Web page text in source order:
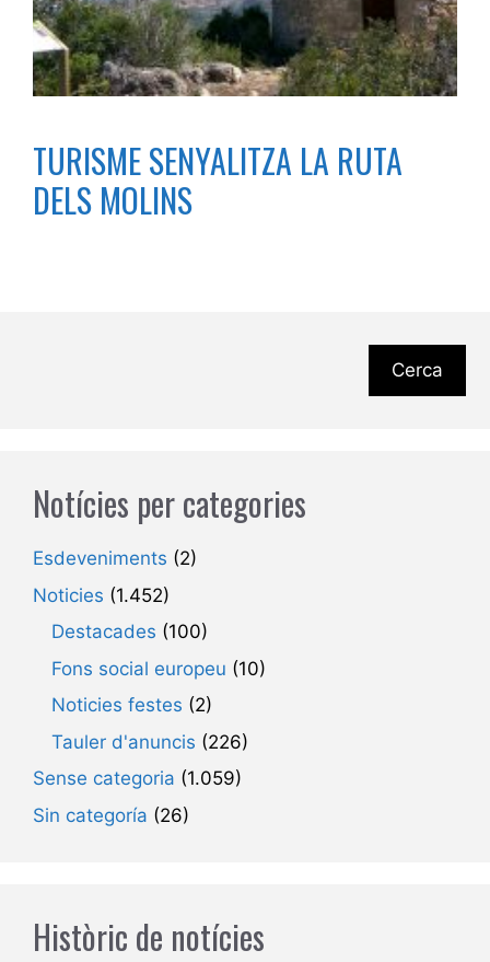
TURISME SENYALITZA LA RUTA
DELS MOLINS
Cerca
Notícies per categories
Esdeveniments (2)
Noticies (1.452)
Destacades (100)
Fons social europeu (10)
Noticies festes (2)
Tauler d'anuncis (226)
Sense categoria (1.059)
Sin categoría (26)
Històric de notícies